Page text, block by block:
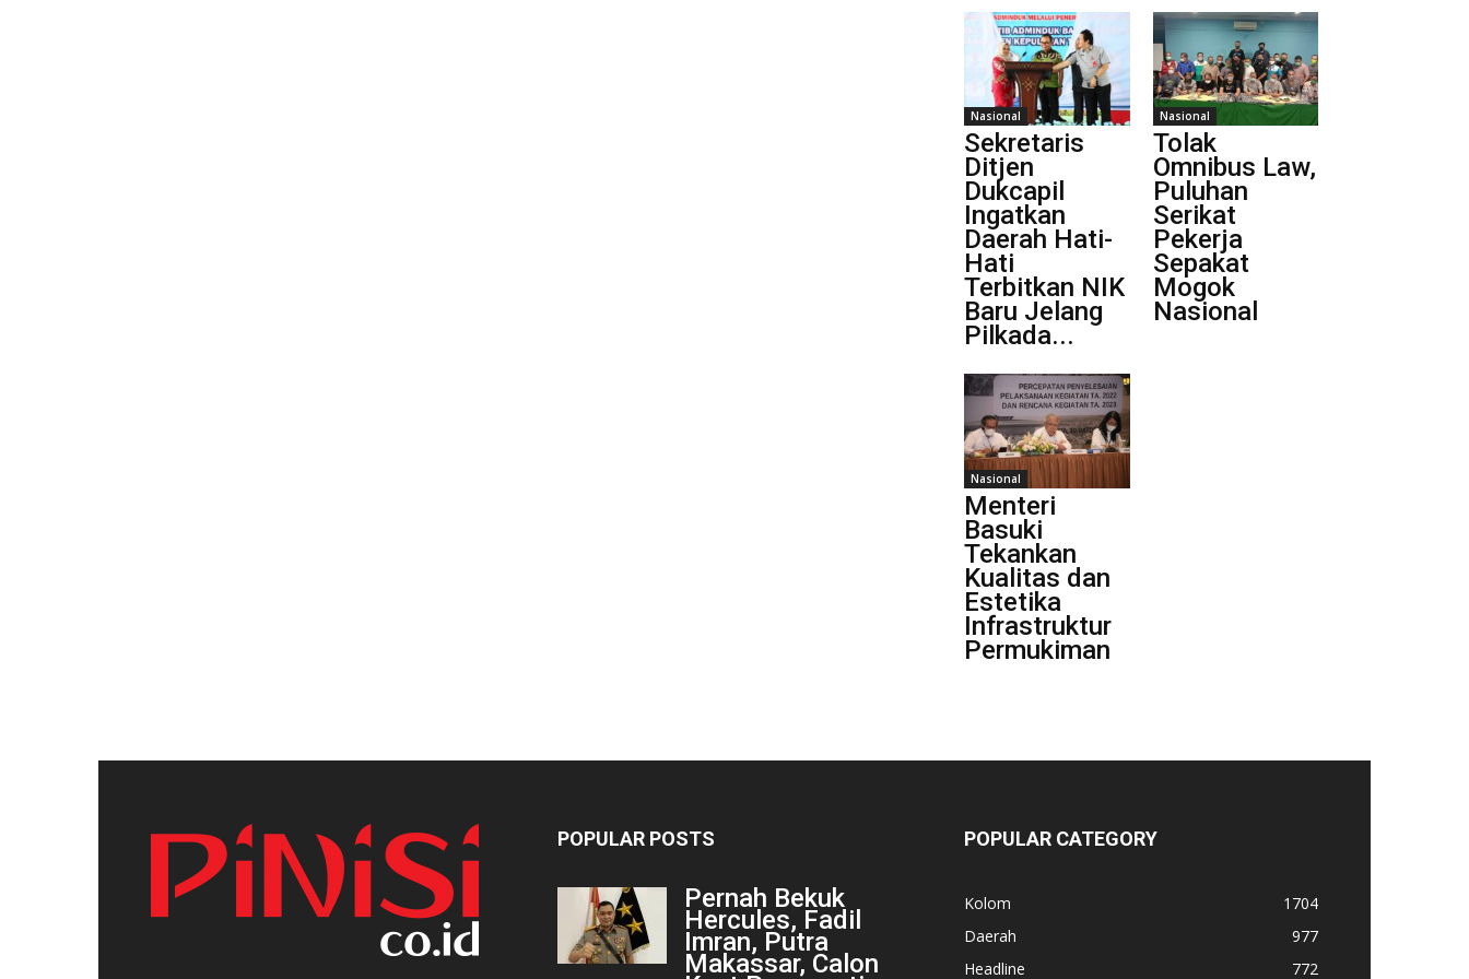
Nasional
Sekretaris
Ditjen
Dukcapil
Ingatkan
Daerah Hati-
Hati
Terbitkan NIK
Baru Jelang
Pilkada...
Nasional
Tolak
Omnibus Law,
Puluhan
Serikat
Pekerja
Sepakat
Mogok
Nasional
Nasional
Menteri
Basuki
Tekankan
Kualitas dan
Estetika
Infrastruktur
Permukiman
POPULAR POSTS
Pernah Bekuk
Hercules, Fadil
Imran, Putra
Makassar, Calon
POPULAR CATEGORY
Kolom
1704
Daerah
977
Headline
772